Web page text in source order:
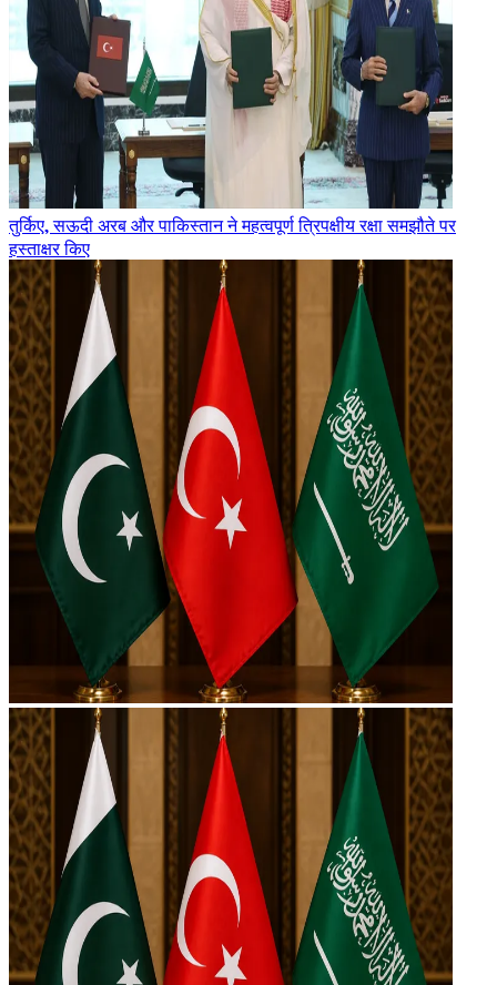
तुर्किए, सऊदी अरब और पाकिस्तान ने महत्वपूर्ण त्रिपक्षीय रक्षा समझौते पर
हस्ताक्षर किए